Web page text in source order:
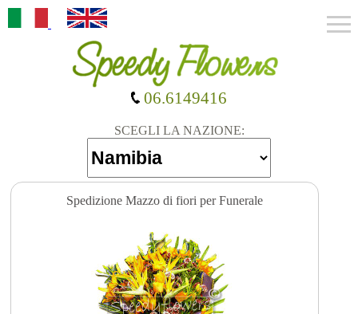
SCEGLI LA NAZIONE:
06.6149416
Spedizione Mazzo di fiori per Funerale